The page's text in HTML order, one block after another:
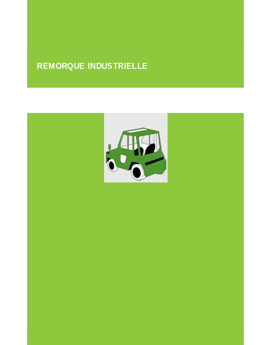
REMORQUE INDUSTRIELLE